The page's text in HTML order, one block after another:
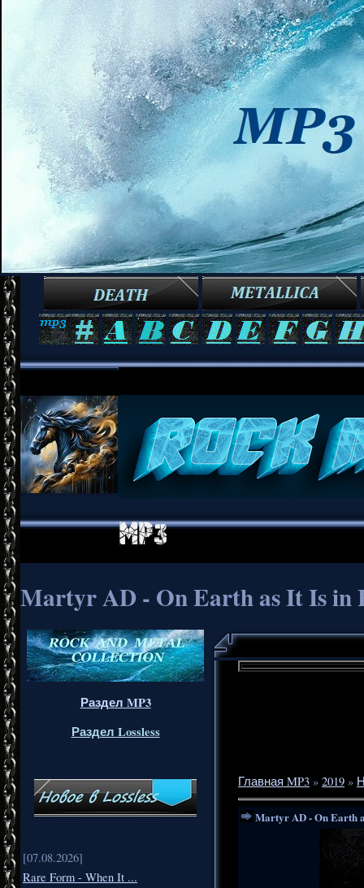
Martyr AD - On Earth as It Is in
Раздел MP3
Раздел Lossless
[07.08.2026]
Rare Form - When It ...
Главная MP3 » 2019 »
Martyr AD - On Earth